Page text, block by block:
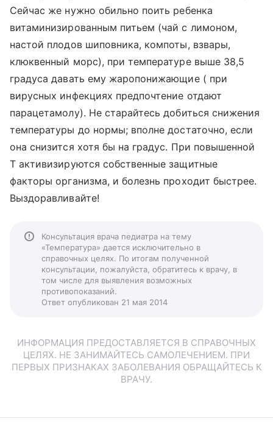
Сейчас же нужно обильно поить ребенка
витаминизированным питьем (чай с лимоном,
настой плодов шиповника, компоты, взвары,
клюквенный морс), при температуре выше 38,5
градуса давать ему жаропонижающие ( при
вирусных инфекциях предпочтение отдают
парацетамолу). Не старайтесь добиться снижения
температуры до нормы; вполне достаточно, если
она снизится хотя бы на градус. При повышенной
Т активизируются собственные защитные
факторы организма, и болезнь проходит быстрее.
Выздоравливайте!
Консультация врача педиатра на тему
«Температура» дается исключительно в
справочных целях. По итогам полученной
консультации, пожалуйста, обратитесь к врачу, в
том числе для выявления возможных
противопоказаний.
Ответ опубликован 21 мая 2014
ИНФОРМАЦИЯ ПРЕДОСТАВЛЯЕТСЯ В СПРАВОЧНЫХ
ЦЕЛЯХ. НЕ ЗАНИМАЙТЕСЬ САМОЛЕЧЕНИЕМ. ПРИ
ПЕРВЫХ ПРИЗНАКАХ ЗАБОЛЕВАНИЯ ОБРАЩАЙТЕСЬ К
ВРАЧУ.